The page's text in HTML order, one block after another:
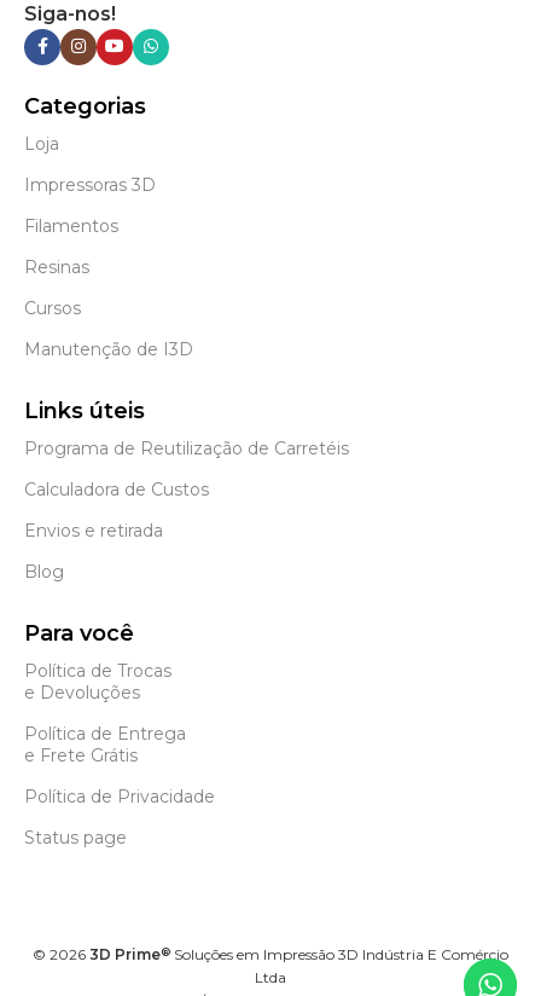
Siga-nos!
Categorias
Loja
Impressoras 3D
Filamentos
Resinas
Cursos
Manutenção de I3D
Links úteis
Programa de Reutilização de Carretéis
Calculadora de Custos
Envios e retirada
Blog
Para você
Política de Trocas
e Devoluções
Política de Entrega
e Frete Grátis
Política de Privacidade
Status page
© 2026 3D Prime® Soluções em Impressão 3D Indústria E Comércio
Ltda